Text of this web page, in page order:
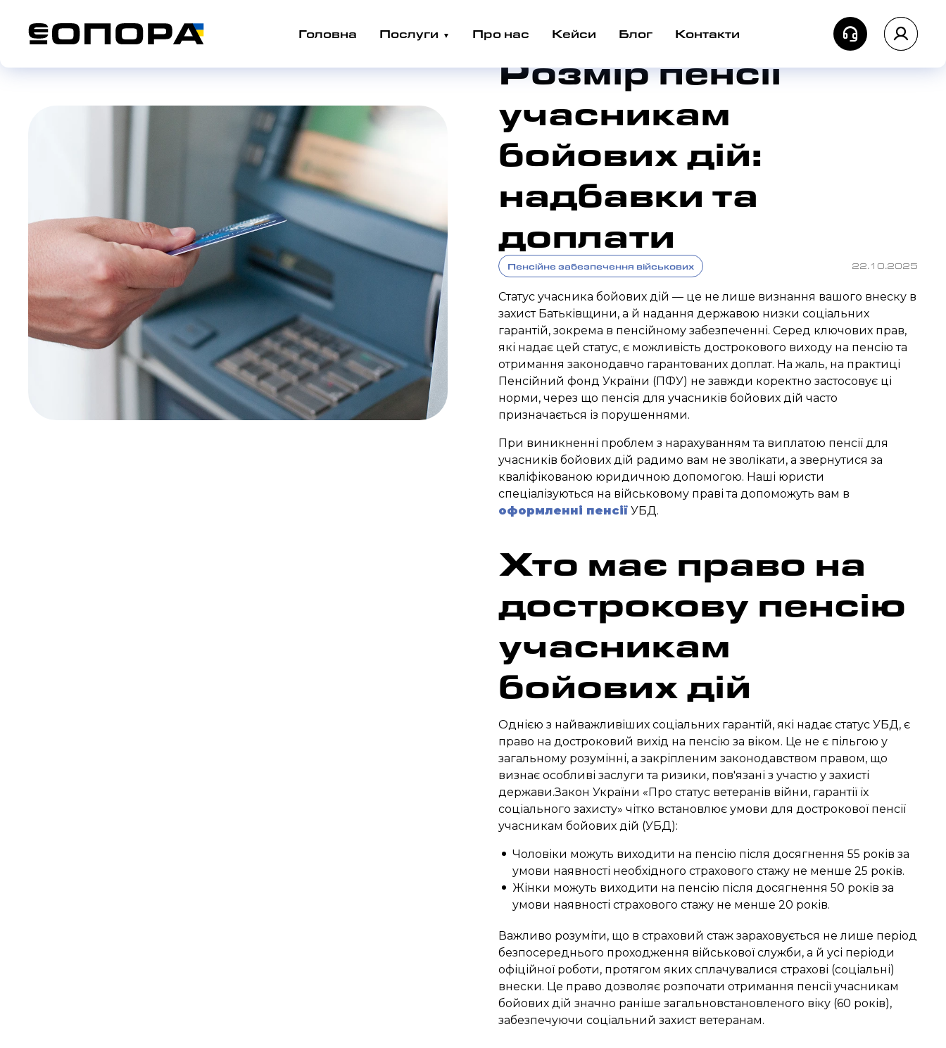
Головна Послуги Про нас Кейси Блог Контакти
Головна| Блог | Розмір пенсії учасникам бойових дій: надбавки та доплати
Розмір пенсії
учасникам
бойових дій:
надбавки та
доплати
Пенсійне забезпечення військових 22.10.2025
Статус учасника бойових дій — це не лише визнання вашого внеску в
захист Батьківщини, а й надання державою низки соціальних
гарантій, зокрема в пенсійному забезпеченні. Серед ключових прав,
які надає цей статус, є можливість дострокового виходу на пенсію та
отримання законодавчо гарантованих доплат. На жаль, на практиці
Пенсійний фонд України (ПФУ) не завжди коректно застосовує ці
норми, через що пенсія для учасників бойових дій часто
призначається із порушеннями.
При виникненні проблем з нарахуванням та виплатою пенсії для
учасників бойових дій радимо вам не зволікати, а звернутися за
кваліфікованою юридичною допомогою. Наші юристи
спеціалізуються на військовому праві та допоможуть вам в
оформленні пенсії УБД.
Хто має право на
дострокову пенсію
учасникам
бойових дій
Однією з найважливіших соціальних гарантій, які надає статус УБД, є
право на достроковий вихід на пенсію за віком. Це не є пільгою у
загальному розумінні, а закріпленим законодавством правом, що
визнає особливі заслуги та ризики, пов'язані з участю у захисті
держави.Закон України «Про статус ветеранів війни, гарантії їх
соціального захисту» чітко встановлює умови для дострокової пенсії
учасникам бойових дій (УБД):
Чоловіки можуть виходити на пенсію після досягнення 55 років за
умови наявності необхідного страхового стажу не менше 25 років.
Жінки можуть виходити на пенсію після досягнення 50 років за
умови наявності страхового стажу не менше 20 років.
Важливо розуміти, що в страховий стаж зараховується не лише період
безпосереднього проходження військової служби, а й усі періоди
офіційної роботи, протягом яких сплачувалися страхові (соціальні)
внески. Це право дозволяє розпочати отримання пенсії учасникам
бойових дій значно раніше загальновстановленого віку (60 років),
забезпечуючи соціальний захист ветеранам.